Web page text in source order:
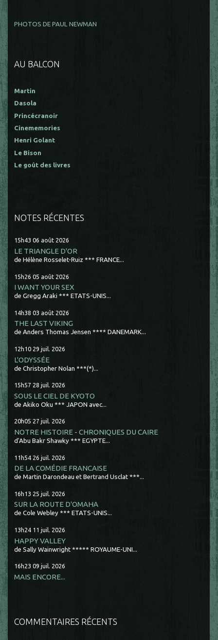
PHOTOS DE PAUL NEWMAN
AU BALCON
Martin
Dasola
Princécranoir
Cinememories
Henri Golant
Le Bison
Le goût des livres
NOTES RÉCENTES
15h43 06 août 2026
LE TRIANGLE D'OR
de Hélène Rosselet-Ruiz *** FRANCE...
15h26 05 août 2026
I WANT YOUR SEX
de Gregg Araki *** ETATS-UNIS...
14h38 03 août 2026
THE LAST VIKING
de Anders Thomas Jensen **** DANEMARK...
12h10 29 juil. 2026
L'ODYSSÉE
de Christopher Nolan ***(*)...
15h57 28 juil. 2026
SOUS LE CIEL DE KYOTO
de Akiko Oku *** JAPON avec...
20h05 27 juil. 2026
NOTRE HISTOIRE - CHRONIQUES DU CAIRE
d'Abu Bakr Shawky *** EGYPTE...
11h54 26 juil. 2026
DE LA COMÉDIE FRANCAISE
de Martin Darondeau et Bertrand Usclat ***...
16h13 25 juil. 2026
SUR LA ROUTE D'OMAHA
de Cole Webley *** ETATS-UNIS...
13h24 11 juil. 2026
HAPPY VALLEY
de Sally Wainwright ***** ROYAUME-UNI...
16h23 09 juil. 2026
MAIS ENCORE...
COMMENTAIRES RÉCENTS